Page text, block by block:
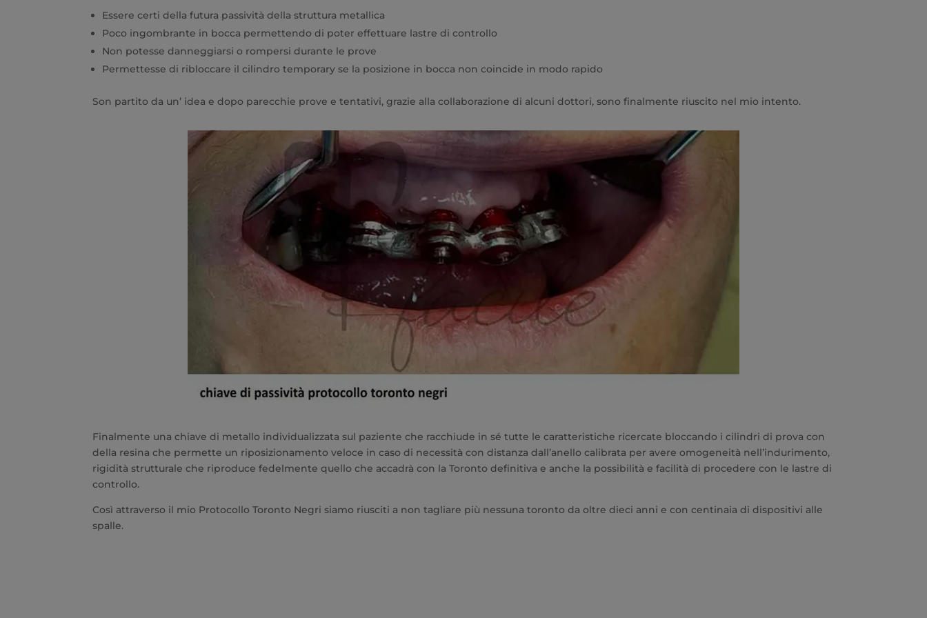
Essere certi della futura passività della struttura metallica
Poco ingombrante in bocca permettendo di poter effettuare lastre di controllo
Non potesse danneggiarsi o rompersi durante le prove
Permettesse di ribloccare il cilindro temporary se la posizione in bocca non coincide in modo rapido
Son partito da un’ idea e dopo parecchie prove e tentativi, grazie alla collaborazione di alcuni dottori, sono finalmente riuscito nel mio intento.
Finalmente una chiave di metallo individualizzata sul paziente che racchiude in sé tutte le caratteristiche ricercate bloccando i cilindri di prova con
della resina che permette un riposizionamento veloce in caso di necessità con distanza dall’anello calibrata per avere omogeneità nell’indurimento,
rigidità strutturale che riproduce fedelmente quello che accadrà con la Toronto definitiva e anche la possibilità e facilità di procedere con le lastre di
controllo.
Così attraverso il mio Protocollo Toronto Negri siamo riusciti a non tagliare più nessuna toronto da oltre dieci anni e con centinaia di dispositivi alle
spalle.